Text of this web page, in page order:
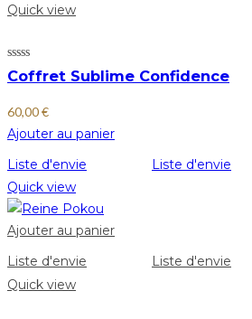
Quick view
Coffret Sublime Confidence
60,00€
Ajouter au panier
Liste d'envie
Liste d'envie
Quick view
Ajouter au panier
Liste d'envie
Liste d'envie
Quick view